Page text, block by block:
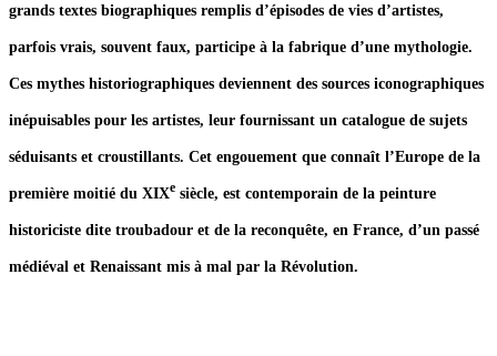
grands textes biographiques remplis d’épisodes de vies d’artistes,
parfois vrais, souvent faux, participe à la fabrique d’une mythologie.
Ces mythes historiographiques deviennent des sources iconographiques
inépuisables pour les artistes, leur fournissant un catalogue de sujets
séduisants et croustillants. Cet engouement que connaît l’Europe de la
première moitié du XIXe siècle, est contemporain de la peinture
historiciste dite troubadour et de la reconquête, en France, d’un passé
médiéval et Renaissant mis à mal par la Révolution.